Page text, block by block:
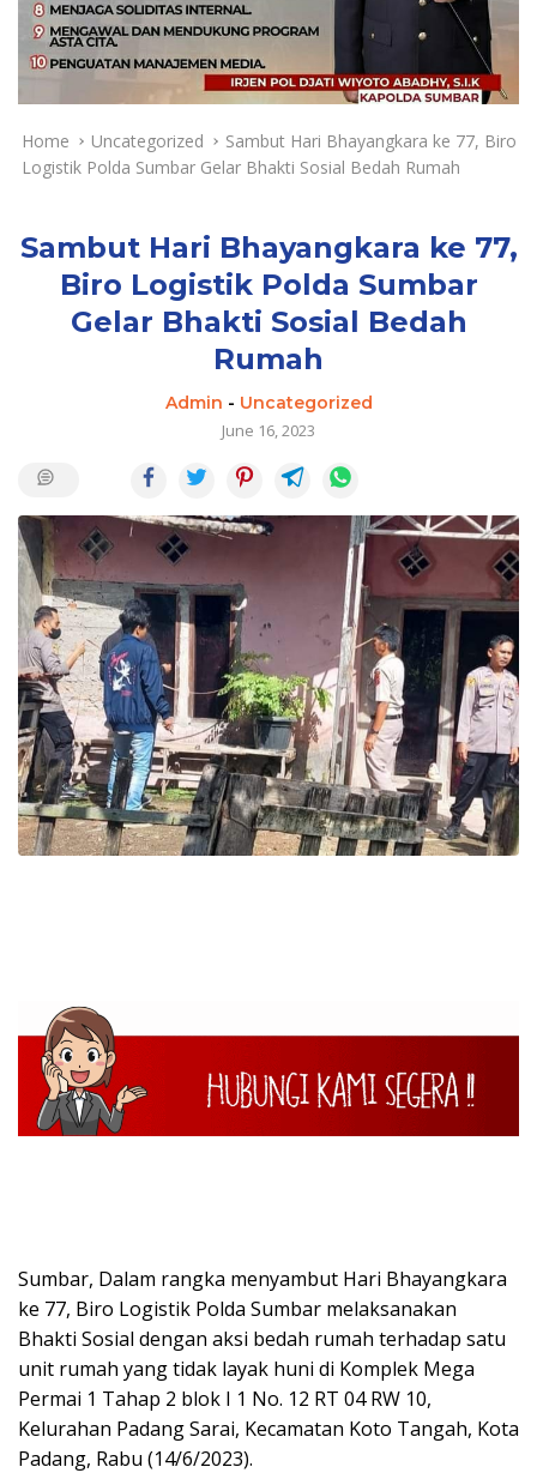
y
a
a
n
T
k
n
Home Uncategorized
Sambut Hari Bhayangkara ke 77, Biro
Logistik Polda Sumbar Gelar Bhakti Sosial Bedah Rumah
Sambut Hari Bhayangkara ke 77,
Biro Logistik Polda Sumbar
Gelar Bhakti Sosial Bedah
Rumah
Admin - Uncategorized
June 16, 2023
Sumbar, Dalam rangka menyambut Hari Bhayangkara
ke 77, Biro Logistik Polda Sumbar melaksanakan
Bhakti Sosial dengan aksi bedah rumah terhadap satu
unit rumah yang tidak layak huni di Komplek Mega
Permai 1 Tahap 2 blok I 1 No. 12 RT 04 RW 10,
Kelurahan Padang Sarai, Kecamatan Koto Tangah, Kota
Padang, Rabu (14/6/2023).